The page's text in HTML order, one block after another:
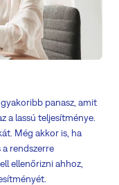
panasz, amit
a lassú teljesítménye.
Még akkor is, ha
rendszerre
ellenőrizni ahhoz,